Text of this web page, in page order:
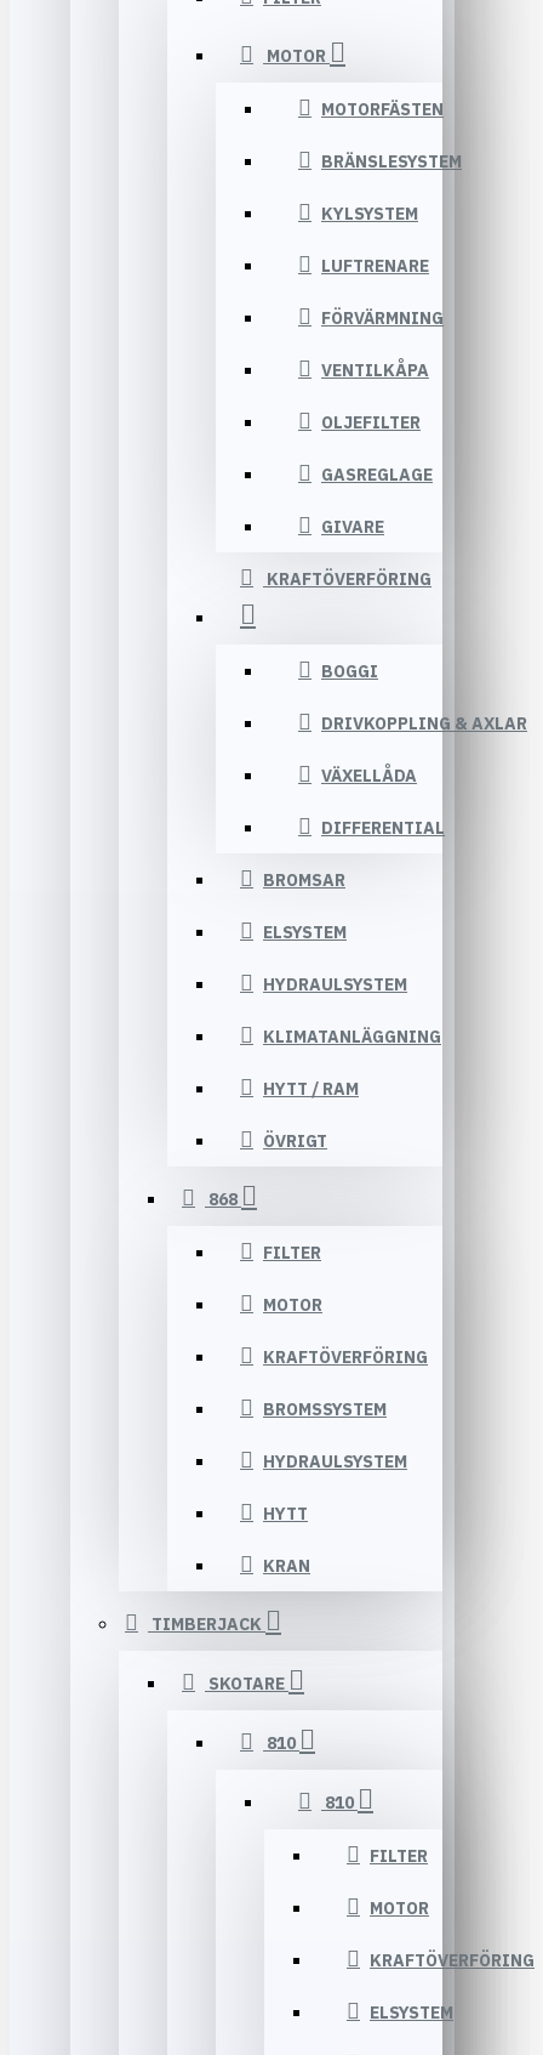
MOTOR
MOTORFÄSTEN
BRÄNSLESYSTEM
KYLSYSTEM
LUFTRENARE
FÖRVÄRMNING
VENTILKÅPA
OLJEFILTER
GASREGLAGE
GIVARE
KRAFTÖVERFÖRING
BOGGI
DRIVKOPPLING & AXLAR
VÄXELLÅDA
DIFFERENTIAL
BROMSAR
ELSYSTEM
HYDRAULSYSTEM
KLIMATANLÄGGNING
HYTT / RAM
ÖVRIGT
868
FILTER
MOTOR
KRAFTÖVERFÖRING
BROMSSYSTEM
HYDRAULSYSTEM
HYTT
KRAN
TIMBERJACK
SKOTARE
810
810
FILTER
MOTOR
KRAFTÖVERFÖRING
ELSYSTEM